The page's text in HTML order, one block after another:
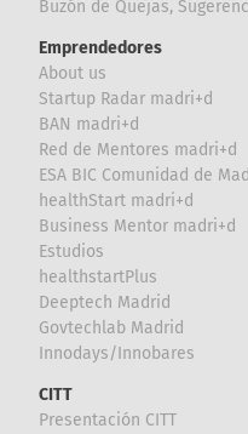
Buzón de Quejas,
Emprendedores
About us
Startup Radar madri+d
BAN madri+d
Red de Mentores madri+d
ESA BIC Comunidad de
healthStart madri+d
Business Mentor madri+d
Estudios
healthstartPlus
Deeptech Madrid
Govtechlab Madrid
Innodays/Innobares
CITT
Presentación CITT